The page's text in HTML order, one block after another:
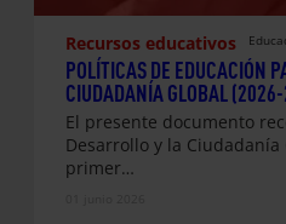
Recursos educativos
POLÍTICAS DE EDUCACIÓN
CIUDADANÍA GLOBAL
El presente documento
Desarrollo y la
primer…